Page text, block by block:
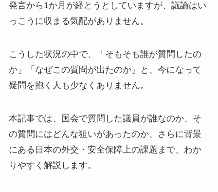
発言から1か月が経とうとしていますが、議論はい
っこうに収まる気配がありません。
こうした状況の中で、「そもそも誰が質問したの
か」「なぜこの質問が出たのか」と、今になって
疑問を抱く人も少なくありません。
本記事では、国会で質問した議員が誰なのか、そ
の質問にはどんな狙いがあったのか、さらに背景
にある日本の外交・安全保障上の課題まで、わか
りやすく解説します。